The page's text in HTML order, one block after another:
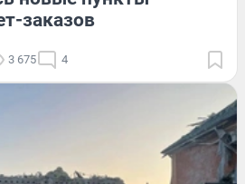
заказов
3 675 4